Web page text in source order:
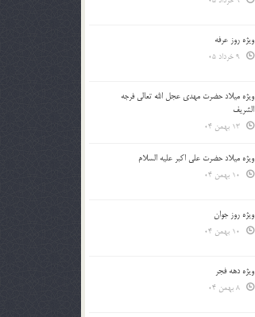
ویژه روز عرفه
ویژه میلاد حضرت مهدی عجل الله تعالی فرجه
الشريف
ویژه میلاد حضرت علی اکبر علیه السلام
ویژه روز جوان
ویژه دهه فجر